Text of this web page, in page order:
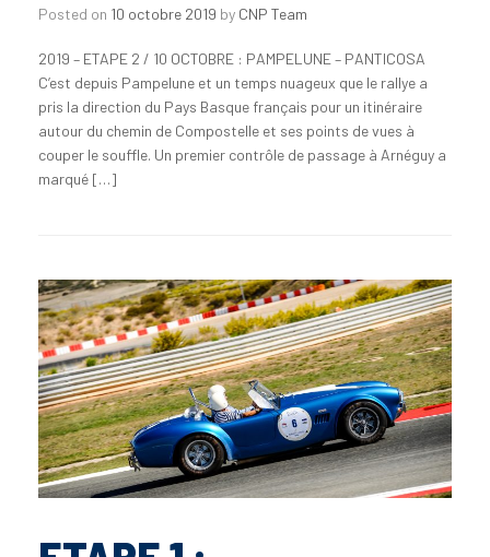
Posted on 10 octobre 2019 by CNP Team
2019 – ETAPE 2 / 10 OCTOBRE : PAMPELUNE – PANTICOSA
C’est depuis Pampelune et un temps nuageux que le rallye a
pris la direction du Pays Basque français pour un itinéraire
autour du chemin de Compostelle et ses points de vues à
couper le souffle. Un premier contrôle de passage à Arnéguy a
marqué […]